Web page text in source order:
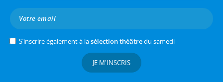
S’inscrire également à lasélection théâtredu samedi
JE M'INSCRIS